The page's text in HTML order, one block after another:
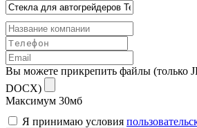
Вы можете прикрепить файлы (только
DOCX)
Максимум 30мб
Я принимаю условия